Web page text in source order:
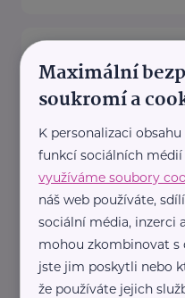
Zdravotnické
PZT, s.r.o.
Palackého 187 Turnov
Společnost Distribuce
, působící na
oblasti
od roku ...
https://
potreby.cz/
+420 777 151 911
Maximální
soukromí a
K personalizaci
funkcí sociálních médií
využíváme soubory
náš web používáte,
sociální média, inzerci
mohou zkombinovat
jste jim poskytli nebo
že používáte jejich